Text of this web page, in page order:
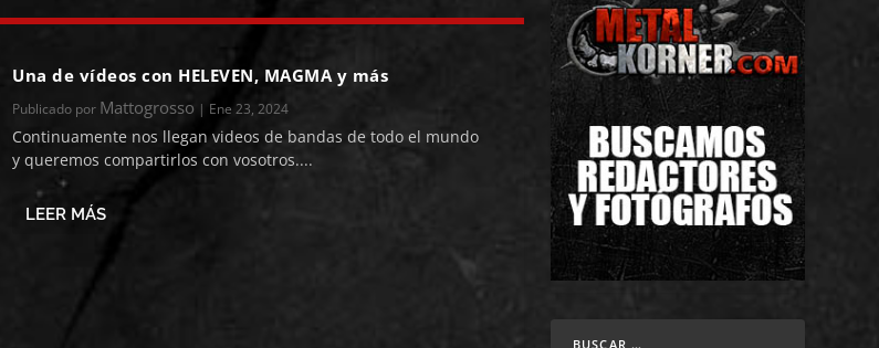
Una de vídeos con HELEVEN, MAGMA y más
Publicado por Mattogrosso | Ene 23, 2024
Continuamente nos llegan videos de bandas de todo el mundo
y queremos compartirlos con vosotros....
LEER MÁS